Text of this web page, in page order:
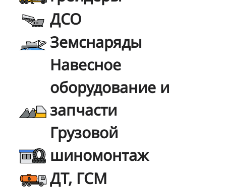
ДСО
Земснаряды
Навесное
оборудование и
запчасти
Грузовой
шиномонтаж
ДТ, ГСМ